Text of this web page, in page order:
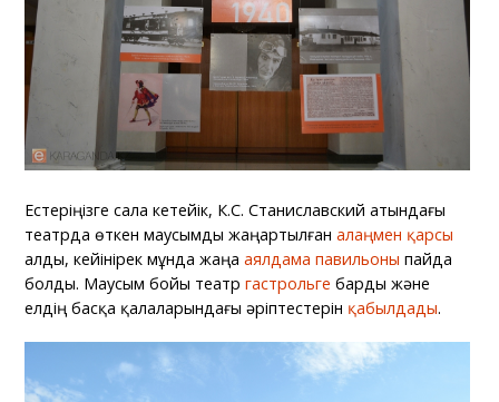
Естеріңізге сала кетейік, К.С. Станиславский атындағы
театрда өткен маусымды жаңартылғаналаңмен қарсы
алды, кейінірек мұнда жаңааялдама павильоны пайда
болды. Маусым бойы театргастрольге барды және
елдің басқа қалаларындағы әріптестерін қабылдады.